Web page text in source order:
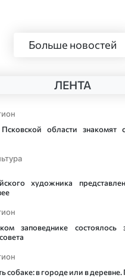
Больше новостей
ЛЕНТА
области знакомят
художника
заповеднике состоялось
собаке: в городе или в